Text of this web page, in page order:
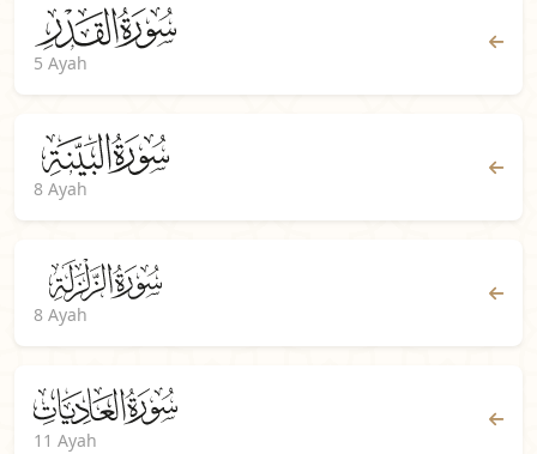
5 Ayah
8 Ayah
8 Ayah
11 Ayah